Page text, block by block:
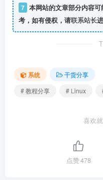
7 本网站的文章部分内容
考，如有侵权，请联系站长
系统
干货分享
# 教程分享
# Linux
喜欢
点赞478